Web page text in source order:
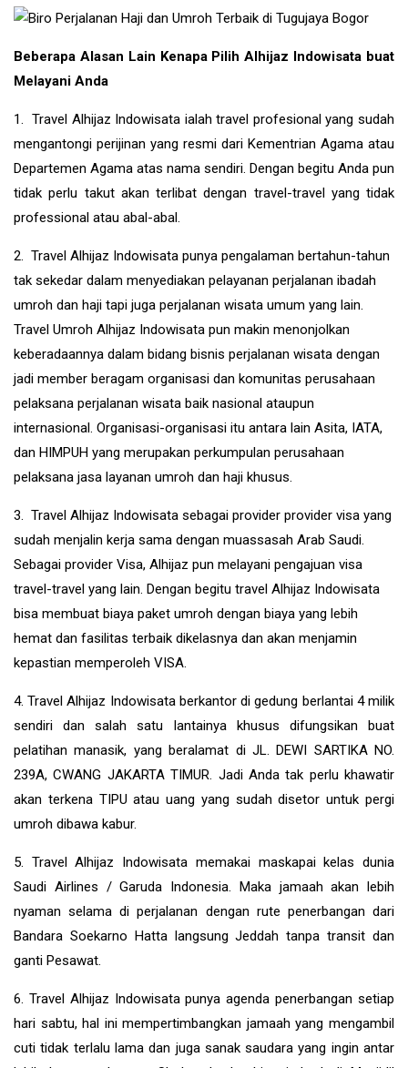
Beberapa Alasan Lain Kenapa Pilih Alhijaz Indowisata buat
Melayani Anda
1. Travel Alhijaz Indowisata ialah travel profesional yang sudah
mengantongi perijinan yang resmi dari Kementrian Agama atau
Departemen Agama atas nama sendiri. Dengan begitu Anda pun
tidak perlu takut akan terlibat dengan travel-travel yang tidak
professional atau abal-abal.
2. Travel Alhijaz Indowisata punya pengalaman bertahun-tahun
tak sekedar dalam menyediakan pelayanan perjalanan ibadah
umroh dan haji tapi juga perjalanan wisata umum yang lain.
Travel Umroh Alhijaz Indowisata pun makin menonjolkan
keberadaannya dalam bidang bisnis perjalanan wisata dengan
jadi member beragam organisasi dan komunitas perusahaan
pelaksana perjalanan wisata baik nasional ataupun
internasional. Organisasi-organisasi itu antara lain Asita, IATA,
dan HIMPUH yang merupakan perkumpulan perusahaan
pelaksana jasa layanan umroh dan haji khusus.
3. Travel Alhijaz Indowisata sebagai provider provider visa yang
sudah menjalin kerja sama dengan muassasah Arab Saudi.
Sebagai provider Visa, Alhijaz pun melayani pengajuan visa
travel-travel yang lain. Dengan begitu travel Alhijaz Indowisata
bisa membuat biaya paket umroh dengan biaya yang lebih
hemat dan fasilitas terbaik dikelasnya dan akan menjamin
kepastian memperoleh VISA.
4. Travel Alhijaz Indowisata berkantor di gedung berlantai 4 milik
sendiri dan salah satu lantainya khusus difungsikan buat
pelatihan manasik, yang beralamat di JL. DEWI SARTIKA NO.
239A, CWANG JAKARTA TIMUR. Jadi Anda tak perlu khawatir
akan terkena TIPU atau uang yang sudah disetor untuk pergi
umroh dibawa kabur.
5. Travel Alhijaz Indowisata memakai maskapai kelas dunia
Saudi Airlines / Garuda Indonesia. Maka jamaah akan lebih
nyaman selama di perjalanan dengan rute penerbangan dari
Bandara Soekarno Hatta langsung Jeddah tanpa transit dan
ganti Pesawat.
6. Travel Alhijaz Indowisata punya agenda penerbangan setiap
hari sabtu, hal ini mempertimbangkan jamaah yang mengambil
cuti tidak terlalu lama dan juga sanak saudara yang ingin antar